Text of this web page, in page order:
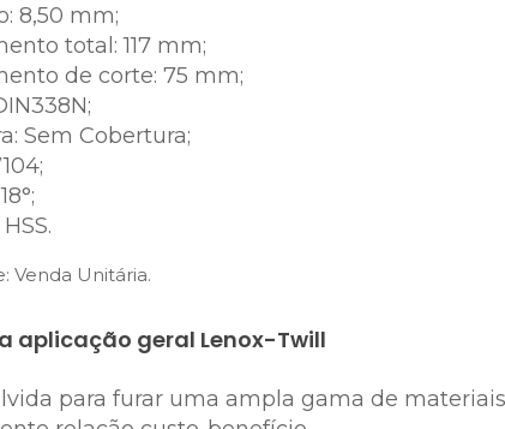
8,50 mm;
total: 117 mm;
de corte: 75 mm;
Sem Cobertura;
Venda Unitária.
aplicação geral Lenox-Twill
para furar uma ampla gama de